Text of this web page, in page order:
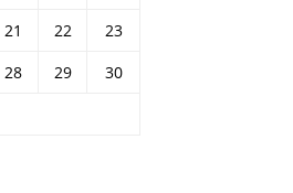
21 22
23
28 29
30